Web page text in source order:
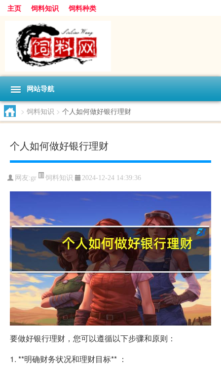
主页 饲料知识 饲料种类
网站导航
> 饲料知识 > 个人如何做好银行理财
个人如何做好银行理财
网友:gr 饲料知识 2024-12-24 14:39:36
要做好银行理财，您可以遵循以下步骤和原则：
1. **明确财务状况和理财目标** ：